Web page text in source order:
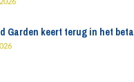
Garden keert terug in het